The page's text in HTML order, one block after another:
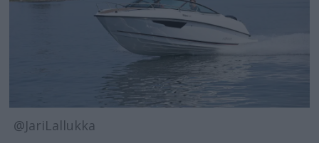
Video
Logg inn
@JariLallukka